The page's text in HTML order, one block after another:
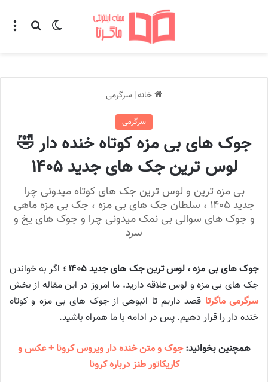
تغییر پوسته
خانه| سرگرمی
سرگرمی
جوک های بی مزه کوتاه خنده دار 🤣
لوس ترین جک های جدید ۱۴۰۵
بی مزه ترین و لوس ترین جک های کوتاه میدونی چرا
جدید ۱۴۰۵ ، سلطان جک های بی مزه ، جک بی مزه ماهی
و جوک های سوالی بی نمک میدونی چرا و جوک های یخ و
سرد
جوک های بی مزه ، لوس ترین جک های جدید ۱۴۰۵ ؛
اگر به خواندن
جک های بی مزه و لوس علاقه دارید، ما امروز در این مقاله از بخش
سرگرمی ماگرتا قصد داریم تا انبوهی از جوک های بی مزه و کوتاه
خنده دار را قرار دهیم. پس در ادامه با ما همراه باشید.
همچنین بخوانید: جوک و متن خنده دار ویروس کرونا + عکس و
کاریکاتور طنز درباره کرونا